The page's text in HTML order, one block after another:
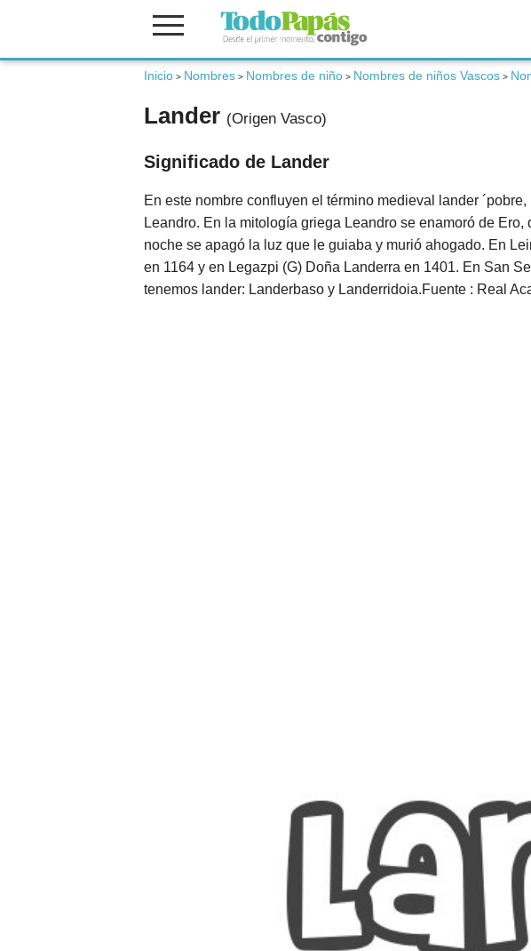
Inicio > Nombres > Nombres de niño > Nombres de niños Vascos >
Lander (Origen Vasco)
Significado de Lander
En este nombre confluyen el término medieval lander
Leandro. En la mitología griega Leandro se enamoró de
noche se apagó la luz que le guiaba y murió ahogado. En
en 1164 y en Legazpi (G) Doña Landerra en 1401. En San
tenemos lander: Landerbaso y Landerridoia.Fuente : Real